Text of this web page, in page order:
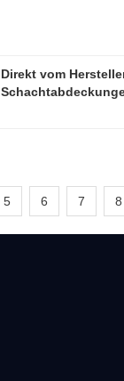
Direkt vom
5 6 7 8